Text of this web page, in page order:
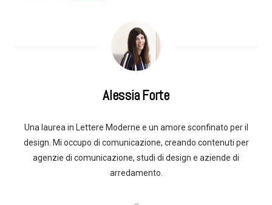
Alessia Forte
Una laurea in Lettere Moderne e un amore sconfinato per il
design. Mi occupo di comunicazione, creando contenuti per
agenzie di comunicazione, studi di design e aziende di
arredamento.